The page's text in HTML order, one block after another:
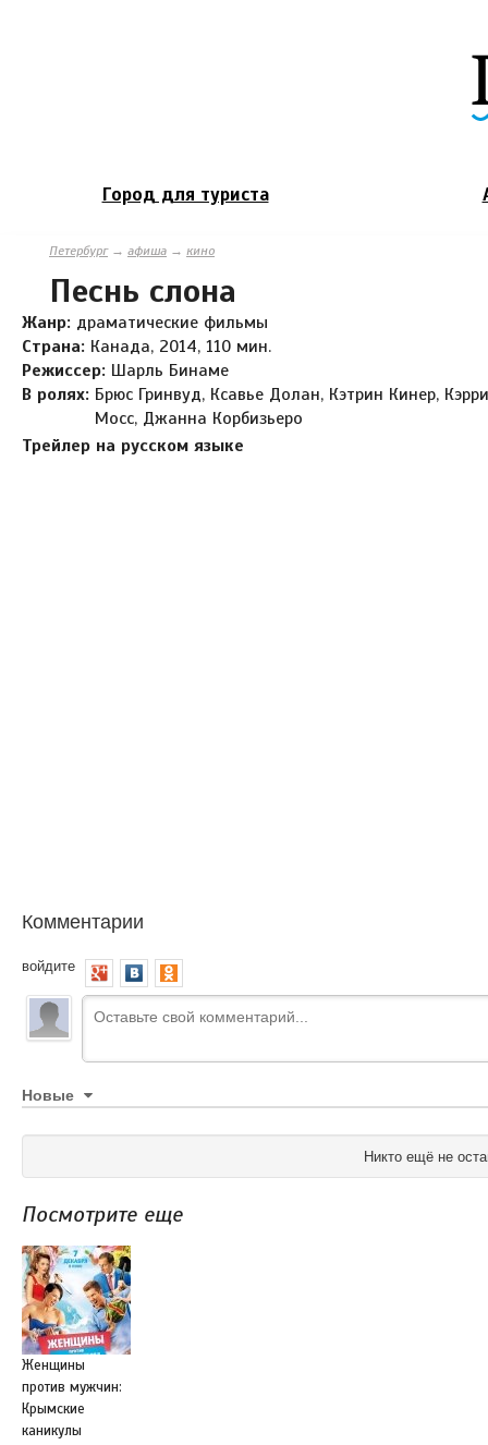
Город для туриста
Петербург→ афиша → кино
Песнь слона
Жанр: драматические фильмы
Страна: Канада, 2014, 110 мин.
Режиссер: Шарль Бинаме
В ролях: Брюс Гринвуд, Ксавье Долан, Кэтрин Кинер,
Мосс, Джанна Корбизьеро
Трейлер на русском языке
Комментарии
войдите
Новые
Никто ещё не
Посмотрите еще
Женщины
против мужчин:
Крымские
каникулы